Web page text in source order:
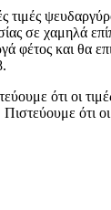
σε χαμηλά
φέτος και θα
ότι οι
ότι